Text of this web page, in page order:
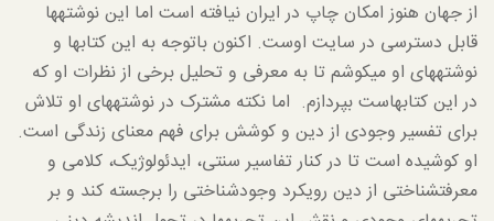
از جهان هنوز امکان چاپ در ایران نیافته است اما این نوشته­ها
قابل دسترسی در سایت اوست. اکنون باتوجه به این کتاب­ها و
نوشته­های او می­کوشم تا به معرفی و تحلیل برخی از نظرات او که
در این کتاب­هاست بپردازم. اما نکته مشترک در نوشته­های او تلاش
برای تفسیر وجودی از دین و کوشش برای فهم معنای زندگی است.
او کوشیده است تا در کنار تفاسیر سنتی، ایدئولوژیک، کلامی و
معرفت­شناختی از دین رویکرد وجودشناختی را برجسته کند و بر